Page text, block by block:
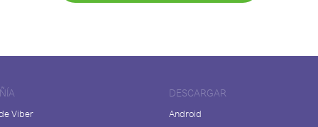
Viber
DESCARGAR
Android